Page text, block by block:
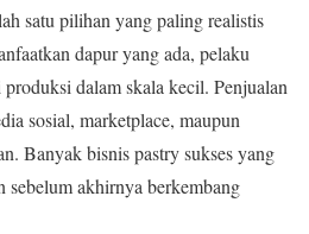
satu pilihan yang paling realistis
dapur yang ada, pelaku
produksi dalam skala kecil. Penjualan
sosial, marketplace, maupun
Banyak bisnis pastry sukses yang
sebelum akhirnya berkembang